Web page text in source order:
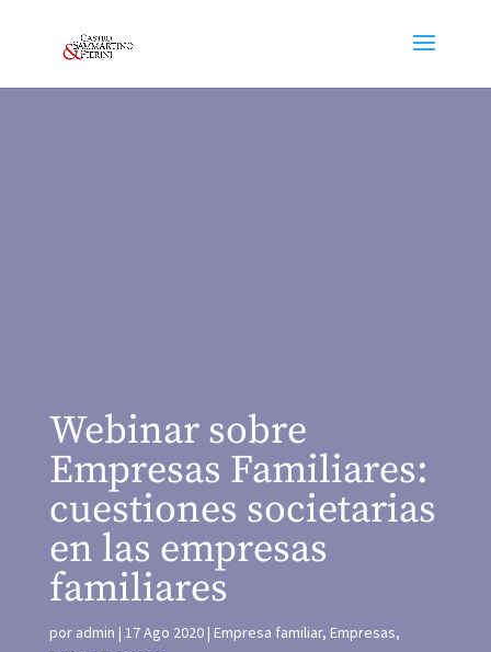
Webinar sobre
Empresas Familiares:
cuestiones societarias
en las empresas
familiares
por admin 17 Ago 2020 Empresa familiar, Empresas,